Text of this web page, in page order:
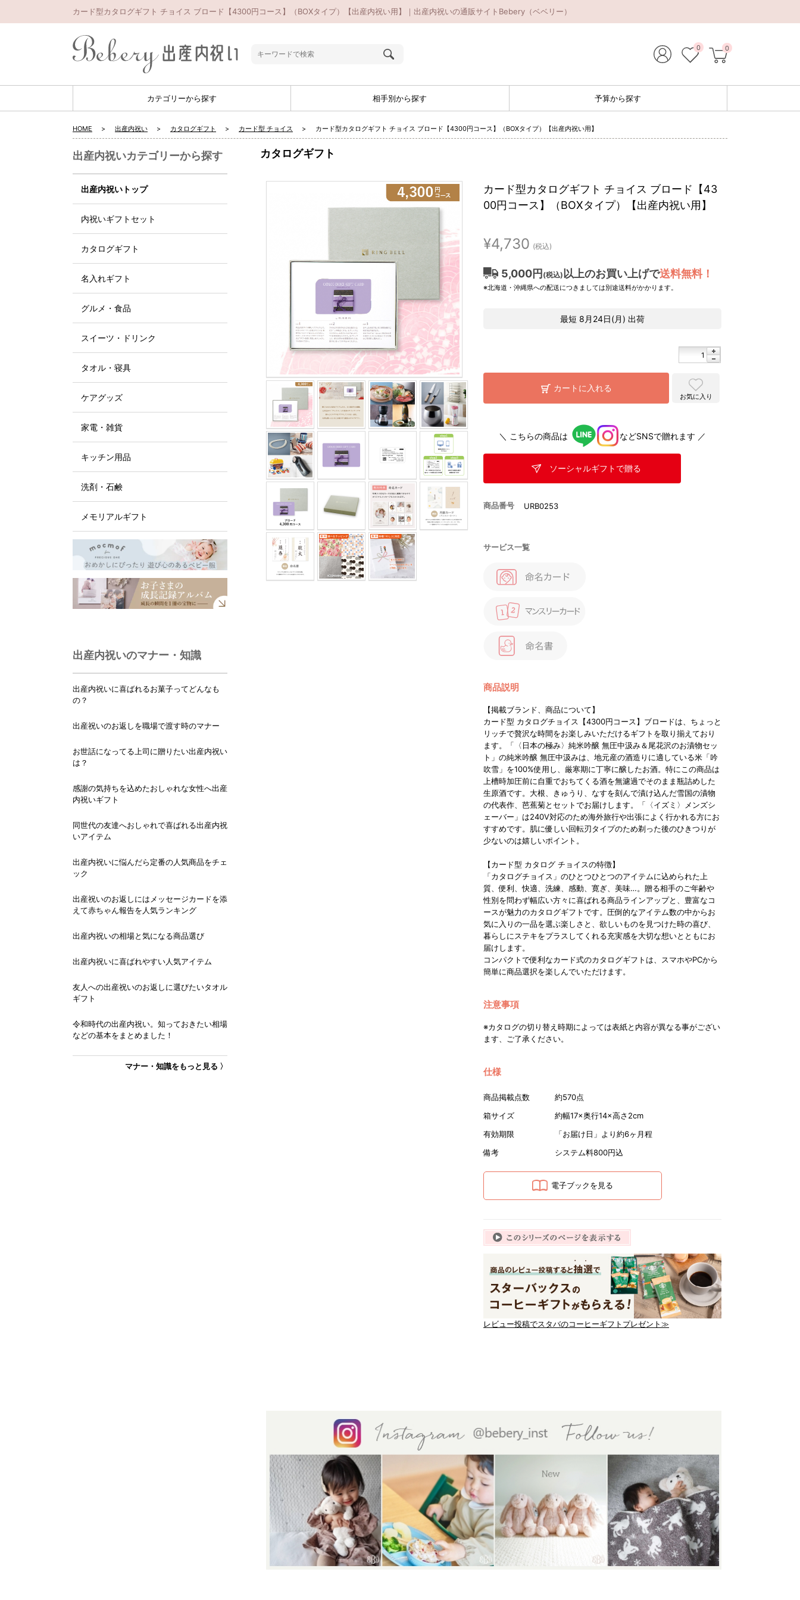
カード型カタログギフト チョイス ブロード【4300円コース】（BOXタイプ）【出産内祝い用】｜出産内祝いの通販サイトBebery（ベベリー）
0 0
カテゴリーから探す 相手別から探す 予算から探す
HOME 出産内祝い カタログギフト カード型 チョイス カード型カタログギフト チョイス ブロード【4300円コース】（BOXタイプ）【出産内祝い用】
カタログギフト
カード型カタログギフト チョイス ブロード【43
00円コース】（BOXタイプ）【出産内祝い用】
¥4,730 (税込)
5,000円 (税込) 以上のお買い上げで送料無料！
※北海道・沖縄県への配送につきましては別途送料がかかります。
最短 8月24日(月) 出荷
カートに入れる
お気に入り
＼ こちらの商品は などSNSで贈れます ／
ソーシャルギフトで贈る
商品番号 URB0253
サービス一覧
商品説明
【掲載ブランド、商品について】
カード型 カタログチョイス【4300円コース】ブロードは、ちょっと
リッチで贅沢な時間をお楽しみいただけるギフトを取り揃えており
ます。「〈日本の極み〉純米吟醸 無圧中汲み＆尾花沢のお漬物セッ
ト」の純米吟醸 無圧中汲みは、地元産の酒造りに適している米「吟
吹雪」を100%使用し、厳寒期に丁寧に醸したお酒。特にこの商品は
上槽時加圧前に自重でおちてくる酒を無濾過でそのまま瓶詰めした
生原酒です。大根、きゅうり、なすを刻んで漬け込んだ雪国の漬物
の代表作、芭蕉菊とセットでお届けします。「〈イズミ〉メンズシ
ェーバー」は240V対応のため海外旅行や出張によく行かれる方にお
すすめです。肌に優しい回転刃タイプのため剃った後のひきつりが
少ないのは嬉しいポイント。
【カード型 カタログ チョイスの特徴】
「カタログチョイス」のひとつひとつのアイテムに込められた上
質、便利、快適、洗練、感動、寛ぎ、美味…。贈る相手のご年齢や
性別を問わず幅広い方々に喜ばれる商品ラインアップと、豊富なコ
ースが魅力のカタログギフトです。圧倒的なアイテム数の中からお
気に入りの一品を選ぶ楽しさと、欲しいものを見つけた時の喜び、
暮らしにステキをプラスしてくれる充実感を大切な想いとともにお
届けします。
コンパクトで便利なカード式のカタログギフトは、スマホやPCから
簡単に商品選択を楽しんでいただけます。
注意事項
※カタログの切り替え時期によっては表紙と内容が異なる事がござい
ます、ご了承ください。
仕様
商品掲載点数
約570点
箱サイズ
約幅17×奥行14×高さ2cm
有効期限
「お届け日」より約6ヶ月程
備考
システム料800円込
電子ブックを見る
レビュー投稿でスタバのコーヒーギフトプレゼント≫
出産内祝いカテゴリーから探す
出産内祝いトップ
内祝いギフトセット
カタログギフト
名入れギフト
グルメ・食品
スイーツ・ドリンク
タオル・寝具
ケアグッズ
家電・雑貨
キッチン用品
洗剤・石鹸
メモリアルギフト
出産内祝いのマナー・知識
出産内祝いに喜ばれるお菓子ってどんなも
の？
出産祝いのお返しを職場で渡す時のマナー
お世話になってる上司に贈りたい出産内祝い
は？
感謝の気持ちを込めたおしゃれな女性へ出産
内祝いギフト
同世代の友達へおしゃれで喜ばれる出産内祝
いアイテム
出産内祝いに悩んだら定番の人気商品をチェ
ック
出産祝いのお返しにはメッセージカードを添
えて赤ちゃん報告を人気ランキング
出産内祝いの相場と気になる商品選び
出産内祝いに喜ばれやすい人気アイテム
友人への出産祝いのお返しに選びたいタオル
ギフト
令和時代の出産内祝い。知っておきたい相場
などの基本をまとめました！
マナー・知識をもっと見る 〉